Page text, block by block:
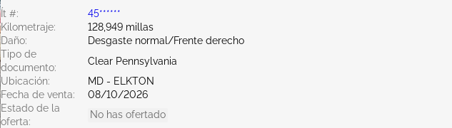
Ít #:
45******
Kilometraje:
128,949 millas
Daño:
Desgaste normal/Frente derecho
Tipo de
documento:
Clear Pennsylvania
Ubicación:
MD - ELKTON
Fecha de venta:
08/10/2026
Estado de la
oferta:
No has ofertado